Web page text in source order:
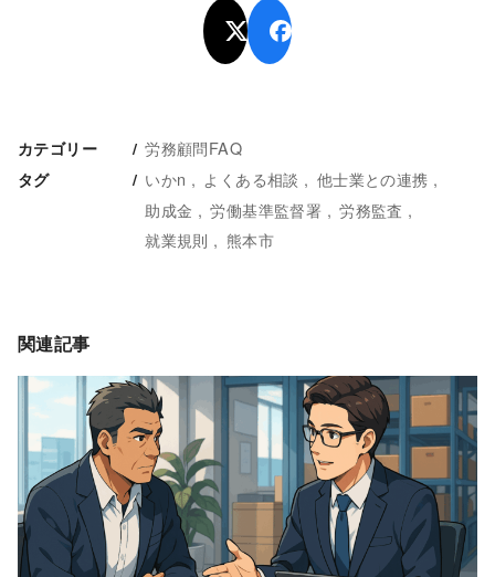
カテゴリー 労務顧問FAQ
タグ いかn よくある相談
他士業との連携
助成金
労働基準監督署
労務監査
就業規則
熊本市
関連記事